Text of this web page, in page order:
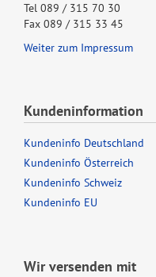
Tel 089 / 315 70 30
Fax 089 / 315 33 45
Weiter zum Impressum
Kundeninformation
Kundeninfo Deutschland
Kundeninfo Österreich
Kundeninfo Schweiz
Kundeninfo EU
Wir versenden mit